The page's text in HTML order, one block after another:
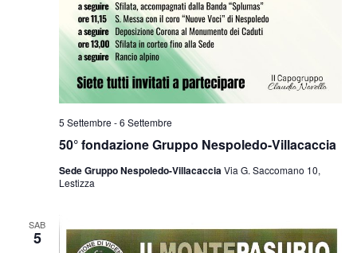
50° fondazione Gruppo Nespoledo-Villacaccia
5 Settembre -6 Settembre
Sede Gruppo Nespoledo-VillacacciaVia G. Saccomano 10,
Lestizza
SAB
5